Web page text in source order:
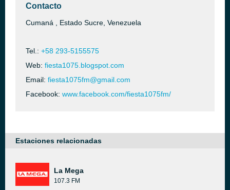
Contacto
Cumaná , Estado Sucre, Venezuela
Tel.: +58 293-5155575
Web: fiesta1075.blogspot.com
Email: fiesta1075fm@gmail.com
Facebook: www.facebook.com/fiesta1075fm/
Estaciones relacionadas
La Mega
107.3 FM